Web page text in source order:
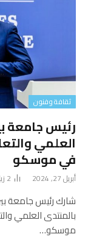
ثقافة وفنون
رئيس جامعة
العلمي
في موسكو
أبريل 27, 2024 2
شارك رئيس جامعة
بالمنتدى العلمي
موسكو…